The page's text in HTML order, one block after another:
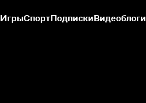
ИгрыСпортПодпискиВидеоблоги